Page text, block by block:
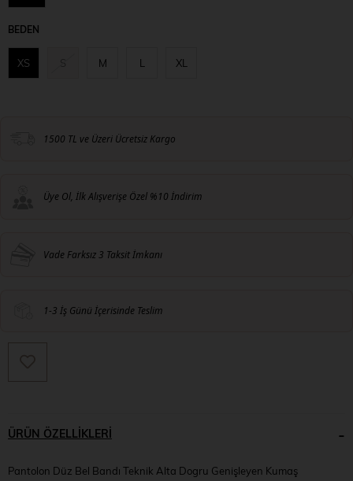
BEDEN
XS M L XL
1500 TL ve Üzeri Ücretsiz Kargo
Üye Ol, İlk Alışverişe Özel %10 İndirim
Vade Farksız 3 Taksit İmkanı
1-3 İş Günü İçerisinde Teslim
ÜRÜN ÖZELLIKLERI
Pantolon Düz Bel Bandı Teknik Alta Dogru Genişleyen Kumaş